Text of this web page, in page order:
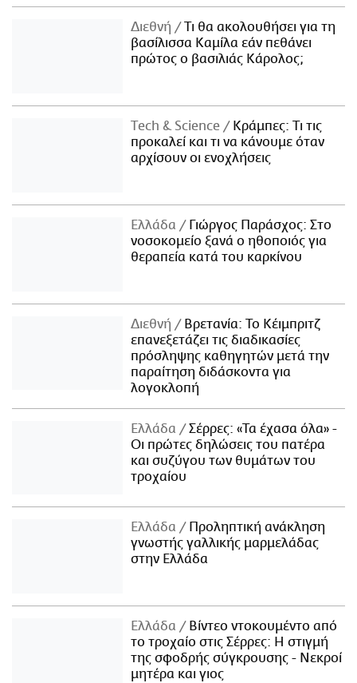
Διεθνή
Τι θα ακολουθήσει για τη
βασίλισσα Καμίλα εάν πεθάνει
πρώτος ο βασιλιάς Κάρολος;
Τech & Science
Κράμπες: Τι τις
προκαλεί και τι να κάνουμε όταν
αρχίσουν οι ενοχλήσεις
Ελλάδα
Γιώργος Παράσχος: Στο
νοσοκομείο ξανά ο ηθοποιός για
θεραπεία κατά του καρκίνου
Διεθνή
Βρετανία: Το Κέιμπριτζ
επανεξετάζει τις διαδικασίες
πρόσληψης καθηγητών μετά την
παραίτηση διδάσκοντα για
λογοκλοπή
Ελλάδα
Σέρρες: «Τα έχασα όλα» -
Οι πρώτες δηλώσεις του πατέρα
και συζύγου των θυμάτων του
τροχαίου
Ελλάδα
Προληπτική ανάκληση
γνωστής γαλλικής μαρμελάδας
στην Ελλάδα
Ελλάδα
Βίντεο ντοκουμέντο από
το τροχαίο στις Σέρρες: Η στιγμή
της σφοδρής σύγκρουσης - Νεκροί
μητέρα και γιος